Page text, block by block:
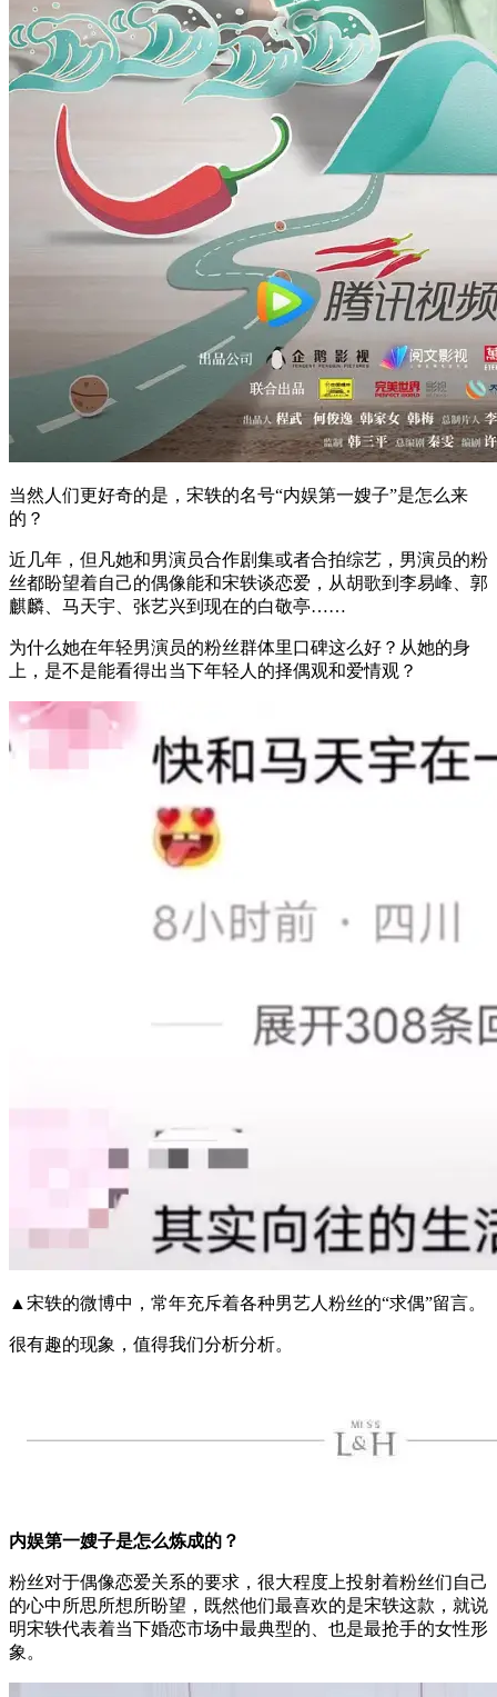
当然人们更好奇的是，宋轶的名号“内娱第一嫂子”是怎么来
的？
近几年，但凡她和男演员合作剧集或者合拍综艺，男演员的粉
丝都盼望着自己的偶像能和宋轶谈恋爱，从胡歌到李易峰、郭
麒麟、马天宇、张艺兴到现在的白敬亭……
为什么她在年轻男演员的粉丝群体里口碑这么好？从她的身
上，是不是能看得出当下年轻人的择偶观和爱情观？
▲宋轶的微博中，常年充斥着各种男艺人粉丝的“求偶”留言。
很有趣的现象，值得我们分析分析。
内娱第一嫂子是怎么炼成的？
粉丝对于偶像恋爱关系的要求，很大程度上投射着粉丝们自己
的心中所思所想所盼望，既然他们最喜欢的是宋轶这款，就说
明宋轶代表着当下婚恋市场中最典型的、也是最抢手的女性形
象。